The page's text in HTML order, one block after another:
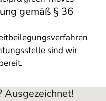
gemäß § 36
sind wir
Ausgezeichnet!